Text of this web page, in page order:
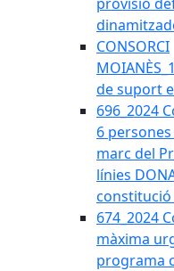
CONSORCI
de suport
696_2024
6
marc del
línies
constitució
674_2024
màxima
programa